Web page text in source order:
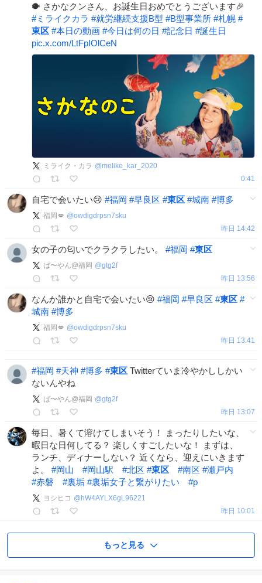
🐡 さかなクンさん、お誕生日おめでとうございます🎉
#ミライクカラ #就労継続支援B型 #B型事業所 #札幌 #
東区 #本日の動画 #今日は何の日 #記念日 #誕生日
pic.x.com/LtFpIOlCeN
ミライク・カラ @melike_kar_2020
0:41
自宅で会いたい😢 #福岡 #早良区 #東区 #城南 #博多
福岡💋 @owdigdrpsn7sku
昨日 14:42
女の子の匂いでクラクラしたい。 #福岡 #東区
ば〜やん@福岡 @gtg2f
昨日 13:56
なんか誰かと自宅で会いたい😢 #福岡 #早良区 #東区 #
城南 #博多
福岡💋 @owdigdrpsn7sku
昨日 13:41
#福岡 #天神 #博多 #東区 Twitterていま冷やかししかい
ないんやね
ば〜やん@福岡 @gtg2f
昨日 13:07
毎日、暑くて溶けてしまいそう！ まったりしたいな、
暇日な日何してる？ 楽しくすごしたいな！ まずは、
ランチ、ディナーしない？ 近くなら、迎えにいきます
よ。 #岡山 #岡山駅 #北区 #東区 #南区 #瀬戸内
#赤磐 #裏垢 #裏垢女子と繋がりたい #p
ヨシヒコ @ hW4AYLX6gL96221
昨日 10:01
もっと見る